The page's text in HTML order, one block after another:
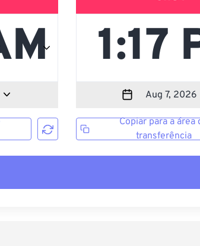
Copiar para a área
transferência